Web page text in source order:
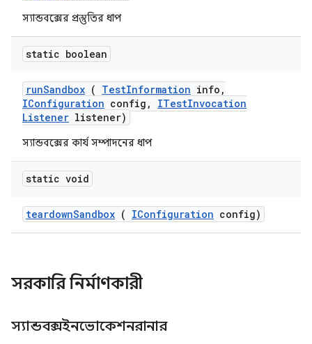
স্যান্ডবক্সের প্রস্তুতির ধাপ
static boolean
runSandbox ( TestInformation info ,
IConfiguration config , ITestInvocation
Listener listener)
স্যান্ডবক্সের কার্য সম্পাদনের ধাপ
static void
teardownSandbox ( IConfiguration config)
সরকারি নির্মাণকারী
স্যান্ডবক্সইনভোকেশনরানার